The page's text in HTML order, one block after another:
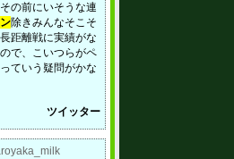
の前にいそうな連
除きみんなそこそ
距離戦に実績がな
で、こいつらがペ
ていう疑問がかな
ツイッター